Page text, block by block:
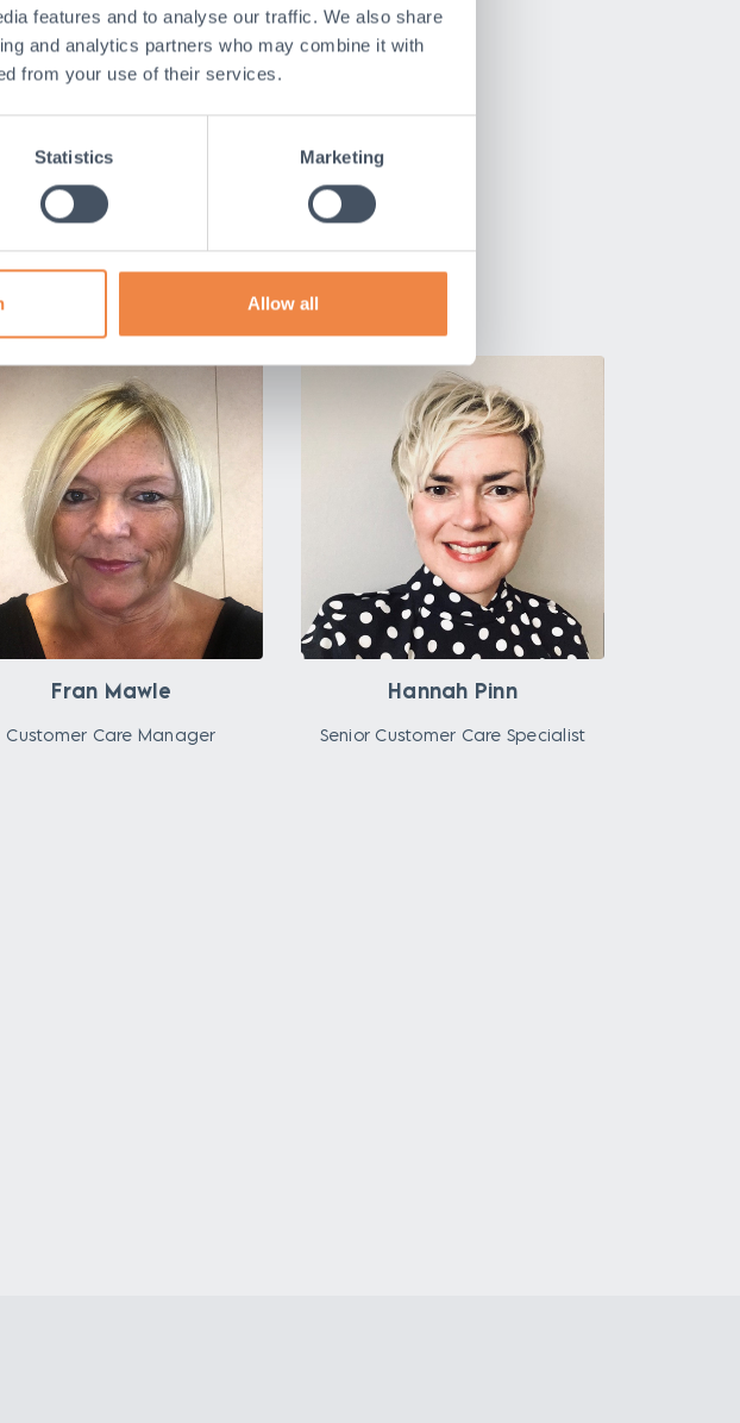
features and to analyse our traffic. We also share
and analytics partners who may combine it with
from your use of their services.
Statistics Marketing
Allow all
Team
Fran Mawle
Customer Care Manager
Hannah Pinn
Senior Customer Care Specialist